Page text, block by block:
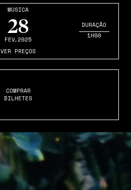
MÚSICA
28
FEV,2025
DURAÇÃO
1H00
VER PREÇOS
COMPRAR
BILHETES